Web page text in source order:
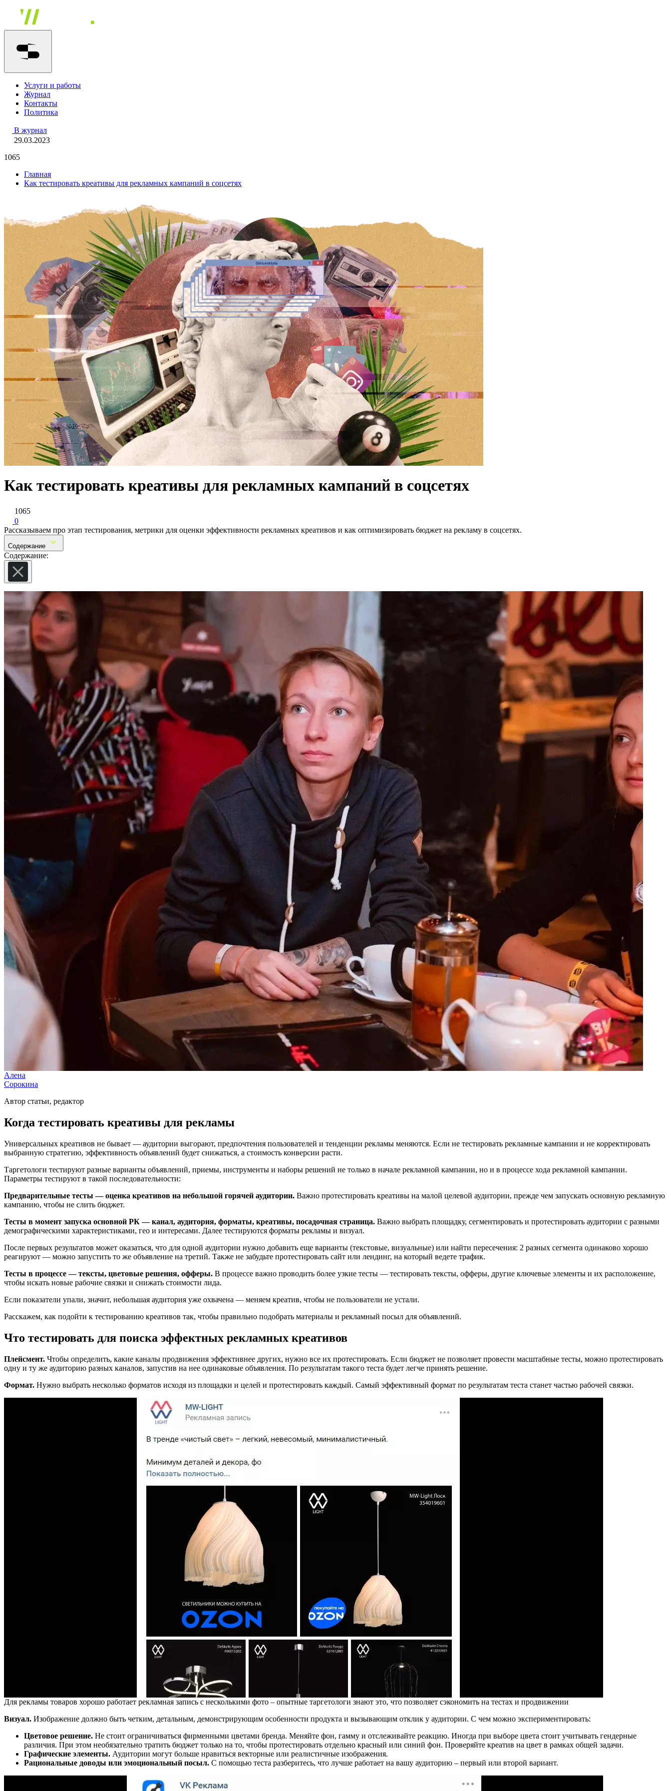
Услуги и работы
Журнал
Контакты
Политика
В журнал
29.03.2023
1065
Главная
Как тестировать креативы для рекламных кампаний в соцсетях
Как тестировать креативы для рекламных кампаний в соцсетях
1065
0
Рассказываем про этап тестирования, метрики для оценки эффективности рекламных креативов и как оптимизировать бюджет на рекламу в соцсетях.
Содержание
Содержание:
Алена
Сорокина
Автор статьи, редактор
Когда тестировать креативы для рекламы
Универсальных креативов не бывает — аудитории выгорают, предпочтения пользователей и тенденции рекламы меняются. Если не тестировать рекламные кампании и не корректировать
выбранную стратегию, эффективность объявлений будет снижаться, а стоимость конверсии расти.
Таргетологи тестируют разные варианты объявлений, приемы, инструменты и наборы решений не только в начале рекламной кампании, но и в процессе хода рекламной кампании.
Параметры тестируют в такой последовательности:
Предварительные тесты — оценка креативов на небольшой горячей аудитории. Важно протестировать креативы на малой целевой аудитории, прежде чем запускать основную рекламную
кампанию, чтобы не слить бюджет.
Тесты в момент запуска основной РК — канал, аудитория, форматы, креативы, посадочная страница. Важно выбрать площадку, сегментировать и протестировать аудитории с разными
демографическими характеристиками, гео и интересами. Далее тестируются форматы рекламы и визуал.
После первых результатов может оказаться, что для одной аудитории нужно добавить еще варианты (текстовые, визуальные) или найти пересечения: 2 разных сегмента одинаково хорошо
реагируют — можно запустить то же объявление на третий. Также не забудьте протестировать сайт или лендинг, на который ведете трафик.
Тесты в процессе — тексты, цветовые решения, офферы. В процессе важно проводить более узкие тесты — тестировать тексты, офферы, другие ключевые элементы и их расположение,
чтобы искать новые рабочие связки и снижать стоимости лида.
Если показатели упали, значит, небольшая аудитория уже охвачена — меняем креатив, чтобы не пользователи не устали.
Расскажем, как подойти к тестированию креативов так, чтобы правильно подобрать материалы и рекламный посыл для объявлений.
Что тестировать для поиска эффектных рекламных креативов
Плейсмент. Чтобы определить, какие каналы продвижения эффективнее других, нужно все их протестировать. Если бюджет не позволяет провести масштабные тесты, можно протестировать
одну и ту же аудиторию разных каналов, запустив на нее одинаковые объявления. По результатам такого теста будет легче принять решение.
Формат. Нужно выбрать несколько форматов исходя из площадки и целей и протестировать каждый. Самый эффективный формат по результатам теста станет частью рабочей связки.
Для рекламы товаров хорошо работает рекламная запись с несколькими фото – опытные таргетологи знают это, что позволяет сэкономить на тестах и продвижении
Визуал. Изображение должно быть четким, детальным, демонстрирующим особенности продукта и вызывающим отклик у аудитории. С чем можно экспериментировать:
Цветовое решение. Не стоит ограничиваться фирменными цветами бренда. Меняйте фон, гамму и отслеживайте реакцию. Иногда при выборе цвета стоит учитывать гендерные
различия. При этом необязательно тратить бюджет только на то, чтобы протестировать отдельно красный или синий фон. Проверяйте креатив на цвет в рамках общей задачи.
Графические элементы. Аудитории могут больше нравиться векторные или реалистичные изображения.
Рациональные доводы или эмоциональный посыл. С помощью теста разберитесь, что лучше работает на вашу аудиторию – первый или второй вариант.